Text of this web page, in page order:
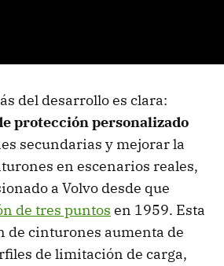
del desarrollo es clara:
protección personalizado
secundarias y mejorar la
en escenarios reales,
a Volvo desde que
de tres puntos en 1959. Esta
de cinturones aumenta de
de limitación de carga,